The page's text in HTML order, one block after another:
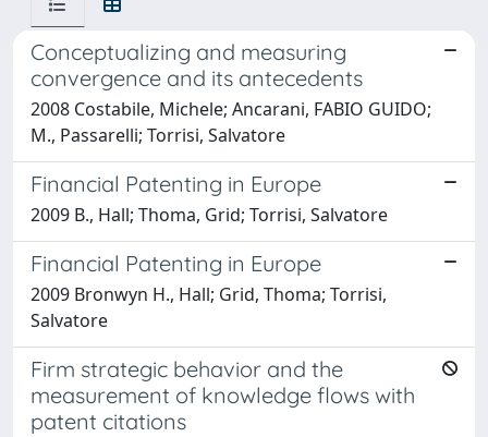
Conceptualizing and measuring
convergence and its antecedents
2008 Costabile, Michele; Ancarani, FABIO GUIDO;
M., Passarelli; Torrisi, Salvatore
Financial Patenting in Europe
2009 B., Hall; Thoma, Grid; Torrisi, Salvatore
Financial Patenting in Europe
2009 Bronwyn H., Hall; Grid, Thoma; Torrisi,
Salvatore
Firm strategic behavior and the
measurement of knowledge flows with
patent citations